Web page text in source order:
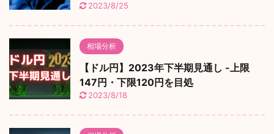
2023/8/25
相場分析
【ドル円】2023年下半期見通し -上限
147円・下限120円を目処
2023/8/18